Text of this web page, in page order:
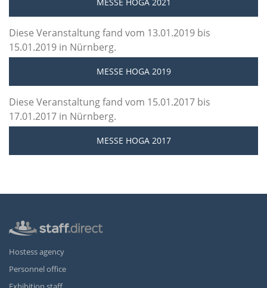
Diese Veranstaltung fand vom 13.01.2019 bis
15.01.2019 in Nürnberg.
MESSE HOGA 2019
Diese Veranstaltung fand vom 15.01.2017 bis
17.01.2017 in Nürnberg.
MESSE HOGA 2017
Hostess agency
Personnel office